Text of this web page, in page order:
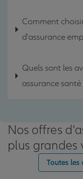
Comment
d'assurance
Quels sont les
assurance
Nos offres
plus grandes
Toutes les